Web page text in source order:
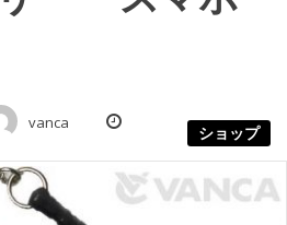
ショップ
vanca